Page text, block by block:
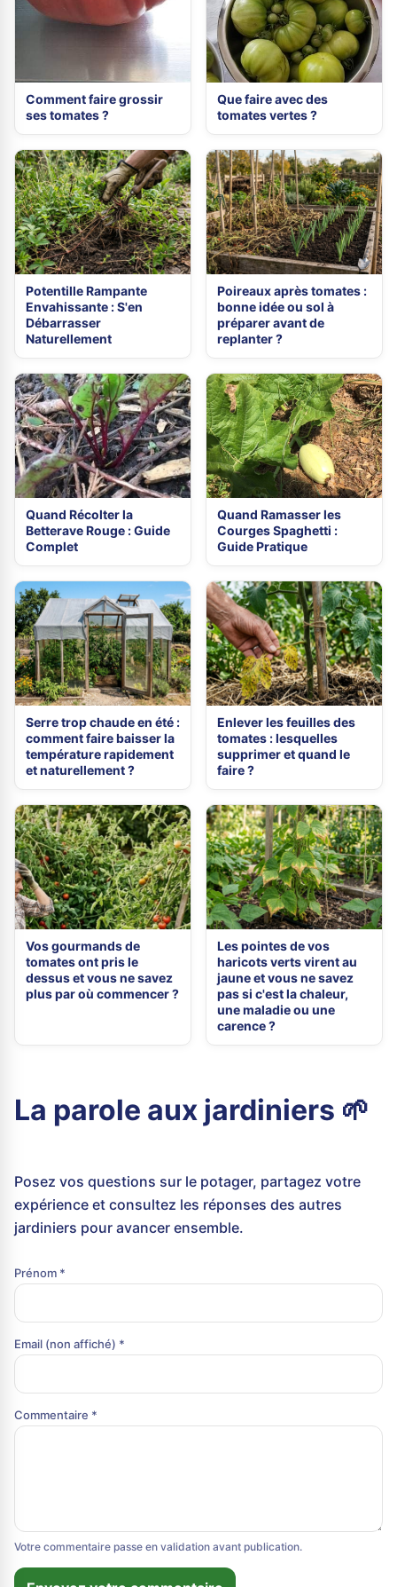
Comment faire grossir
ses tomates ?
Que faire avec des
tomates vertes ?
Potentille Rampante
Envahissante : S'en
Débarrasser
Naturellement
Poireaux après tomates :
bonne idée ou sol à
préparer avant de
replanter ?
Quand Récolter la
Betterave Rouge : Guide
Complet
Quand Ramasser les
Courges Spaghetti :
Guide Pratique
Serre trop chaude en été :
comment faire baisser la
température rapidement
et naturellement ?
Enlever les feuilles des
tomates : lesquelles
supprimer et quand le
faire ?
Vos gourmands de
tomates ont pris le
dessus et vous ne savez
plus par où commencer ?
Les pointes de vos
haricots verts virent au
jaune et vous ne savez
pas si c'est la chaleur,
une maladie ou une
carence ?
La parole aux jardiniers 🌱
Posez vos questions sur le potager, partagez votre
expérience et consultez les réponses des autres
jardiniers pour avancer ensemble.
Prénom *
Email (non affiché) *
Commentaire *
Votre commentaire passe en validation avant publication.